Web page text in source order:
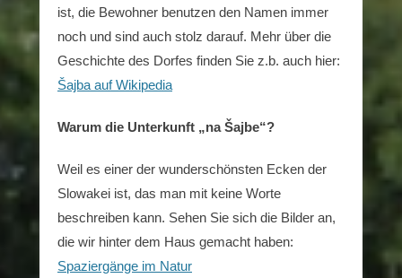
ist, die Bewohner benutzen den Namen immer
noch und sind auch stolz darauf. Mehr über die
Geschichte des Dorfes finden Sie z.b. auch hier:
Šajba auf Wikipedia
Warum die Unterkunft „na Šajbe“?
Weil es einer der wunderschönsten Ecken der
Slowakei ist, das man mit keine Worte
beschreiben kann. Sehen Sie sich die Bilder an,
die wir hinter dem Haus gemacht haben:
Spaziergänge im Natur